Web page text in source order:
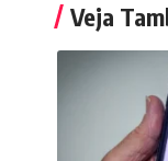
Veja